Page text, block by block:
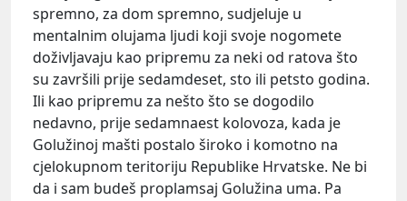
spremno, za dom spremno, sudjeluje u
mentalnim olujama ljudi koji svoje nogomete
doživljavaju kao pripremu za neki od ratova što
su završili prije sedamdeset, sto ili petsto godina.
Ili kao pripremu za nešto što se dogodilo
nedavno, prije sedamnaest kolovoza, kada je
Golužinoj mašti postalo široko i komotno na
cjelokupnom teritoriju Republike Hrvatske. Ne bi
da i sam budeš proplamsaj Golužina uma. Pa